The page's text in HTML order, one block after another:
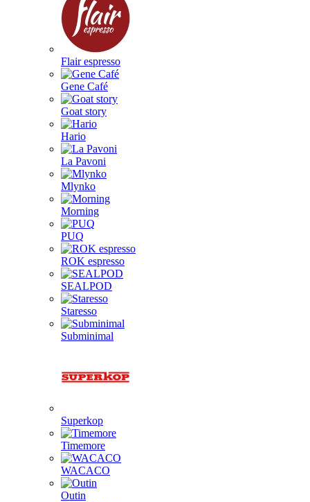
Flair espresso
Gene Café
Goat story
Hario
La Pavoni
Mlynko
Morning
PUQ
ROK espresso
SEALPOD
Staresso
Subminimal
Superkop
Timemore
WACACO
Outin